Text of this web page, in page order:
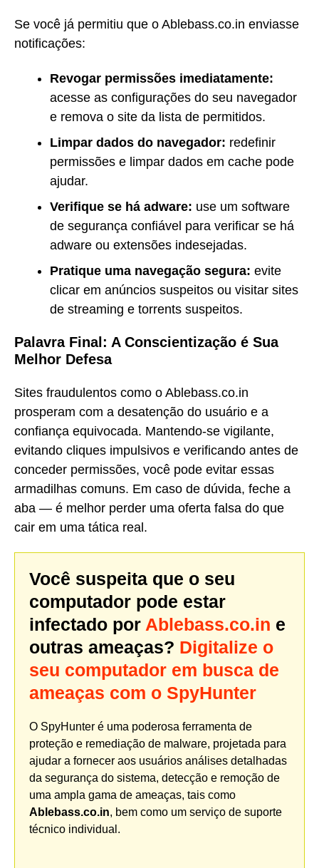
Se você já permitiu que o Ablebass.co.in enviasse
notificações:
Revogar permissões imediatamente:
acesse as configurações do seu navegador
e remova o site da lista de permitidos.
Limpar dados do navegador: redefinir
permissões e limpar dados em cache pode
ajudar.
Verifique se há adware: use um software
de segurança confiável para verificar se há
adware ou extensões indesejadas.
Pratique uma navegação segura: evite
clicar em anúncios suspeitos ou visitar sites
de streaming e torrents suspeitos.
Palavra Final: A Conscientização é Sua
Melhor Defesa
Sites fraudulentos como o Ablebass.co.in
prosperam com a desatenção do usuário e a
confiança equivocada. Mantendo-se vigilante,
evitando cliques impulsivos e verificando antes de
conceder permissões, você pode evitar essas
armadilhas comuns. Em caso de dúvida, feche a
aba — é melhor perder uma oferta falsa do que
cair em uma tática real.
Você suspeita que o seu
computador pode estar
infectado por Ablebass.co.in e
outras ameaças? Digitalize o
seu computador em busca de
ameaças com o SpyHunter
O SpyHunter é uma poderosa ferramenta de
proteção e remediação de malware, projetada para
ajudar a fornecer aos usuários análises detalhadas
da segurança do sistema, detecção e remoção de
uma ampla gama de ameaças, tais como
Ablebass.co.in, bem como um serviço de suporte
técnico individual.